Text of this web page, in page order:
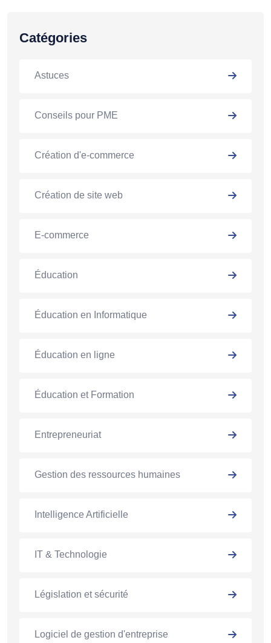
Catégories
Astuces
Conseils pour PME
Création d'e-commerce
Création de site web
E-commerce
Éducation
Éducation en Informatique
Éducation en ligne
Éducation et Formation
Entrepreneuriat
Gestion des ressources humaines
Intelligence Artificielle
IT & Technologie
Législation et sécurité
Logiciel de gestion d'entreprise